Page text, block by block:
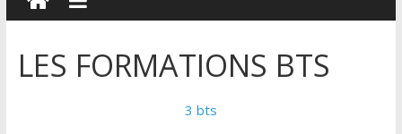
LES FORMATIONS BTS
3 bts